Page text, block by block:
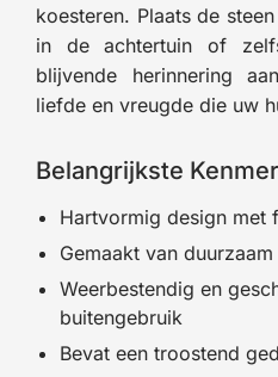
koesteren. Plaats de
in de achtertuin of
blijvende herinnering
liefde en vreugde die uw
Belangrijkste
Hartvormig design met
Gemaakt van
Weerbestendig en
buitengebruik
Bevat een troostend